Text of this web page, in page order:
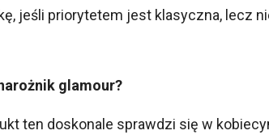
jeśli priorytetem jest klasyczna, lecz
glamour?
ten doskonale sprawdzi się w